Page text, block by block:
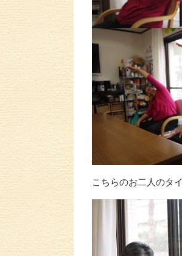
こちらのお二人のタ